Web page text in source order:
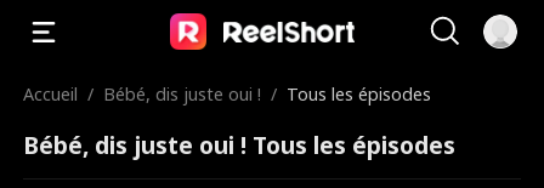
Accueil / Bébé, dis juste oui ! / Tous les épisodes
Bébé, dis juste oui ! Tous les épisodes